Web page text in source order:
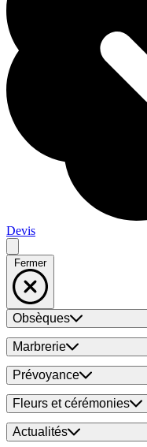
Devis
Fermer
Obsèques
Marbrerie
Prévoyance
Fleurs et cérémonies
Actualités